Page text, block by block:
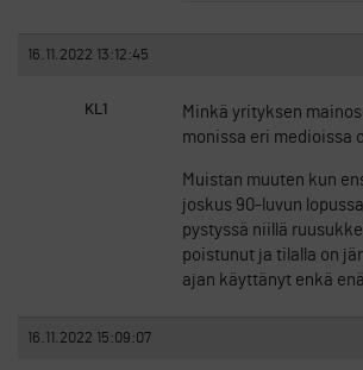
16.11.2022 13:12:45
KL1
Minkä yrityksen
monissa eri medioissa
Muistan muuten kun
joskus 90-luvun
pystyssä niillä
poistunut ja tilalla on
ajan käyttänyt enkä
16.11.2022 15:09:07